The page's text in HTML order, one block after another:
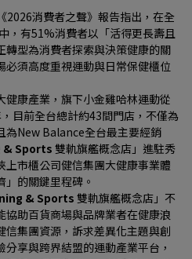
2026消費者之聲》報告指出，在全
，有51%消費者以「活得更長壽且
轉型為消費者探索與決策健康的關
須高度重視運動與日常保健櫃位
康產業，旗下小金雞哈林運動從
目前全台總計約43間門店，不僅為
為New Balance全台最主要經銷
& Sports 雙軌旗艦概念店」進駐秀
市櫃公司健信集團大健康事業體
的關鍵里程碑。
& Sports 雙軌旗艦概念店」不
助百貨商場與品牌業者在健康浪
集團資源，訴求差異化主題與創
享與跨界結盟的運動產業平台，